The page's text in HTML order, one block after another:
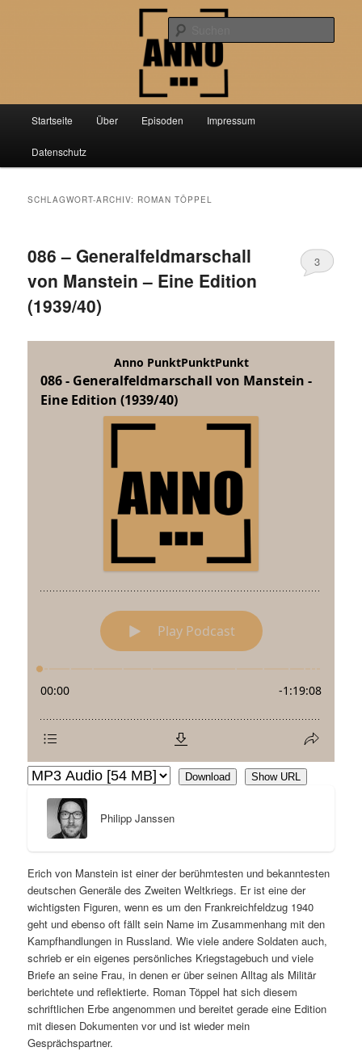
Anno PunktPunktPunkt
Der Podcast über aktuelle Forschung aus der Geschichtswissenschaft
Startseite Über Episoden Impressum
Datenschutz
SCHLAGWORT-ARCHIV: ROMAN TÖPPEL
086 – Generalfeldmarschall
von Manstein – Eine Edition
(1939/40)
3
Download Show URL
Philipp Janssen
Erich von Manstein ist einer der berühmtesten und bekanntesten
deutschen Generäle des Zweiten Weltkriegs. Er ist eine der
wichtigsten Figuren, wenn es um den Frankreichfeldzug 1940
geht und ebenso oft fällt sein Name im Zusammenhang mit den
Kampfhandlungen in Russland. Wie viele andere Soldaten auch,
schrieb er ein eigenes persönliches Kriegstagebuch und viele
Briefe an seine Frau, in denen er über seinen Alltag als Militär
berichtete und reflektierte. Roman Töppel hat sich diesem
schriftlichen Erbe angenommen und bereitet gerade eine Edition
mit diesen Dokumenten vor und ist wieder mein
Gesprächspartner.